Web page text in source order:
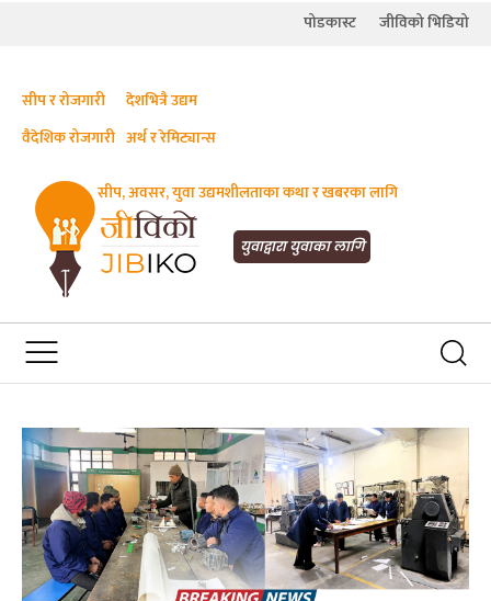
पोडकास्ट जीविको भिडियो
युवाद्वारा युवाका लागि
JIBIKO.COM
तपाईंको जीविकाको साथी
सीप, अवसर, युवा उद्यमशीलताका कथा र खबरका लागि
सीप र रोजगारी
देशभित्रै उद्यम
वैदेशिक रोजगारी अर्थ र रेमिट्यान्स